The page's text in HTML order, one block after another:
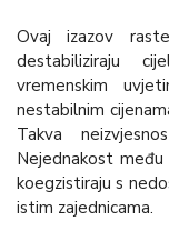
Ovaj izazov
destabiliziraju
vremenskim
nestabilnim
Takva
Nejednakost
koegzistiraju s
istim zajednicama.